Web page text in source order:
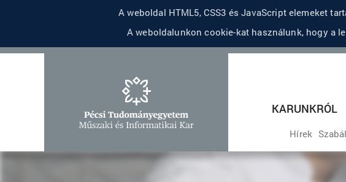
A weboldal HTML5, CSS3 és JavaScript elemeket
A weboldalunkon cookie-kat használunk, hogy a
KARUNKRÓL
Hírek